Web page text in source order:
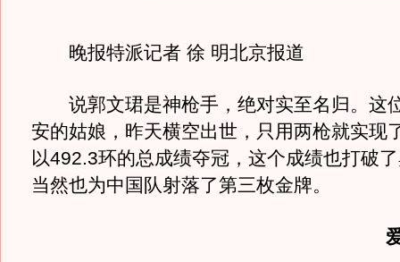
晚报特派记者 徐 明北京报道
说郭文珺是神枪手，绝对实至名归。这
安的姑娘，昨天横空出世，只用两枪就实现
以492.3环的总成绩夺冠，这个成绩也打破
当然也为中国队射落了第三枚金牌。